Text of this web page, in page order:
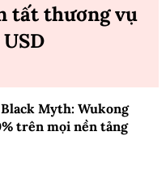
tất thương vụ
Myth: Wukong
trên mọi nền tảng